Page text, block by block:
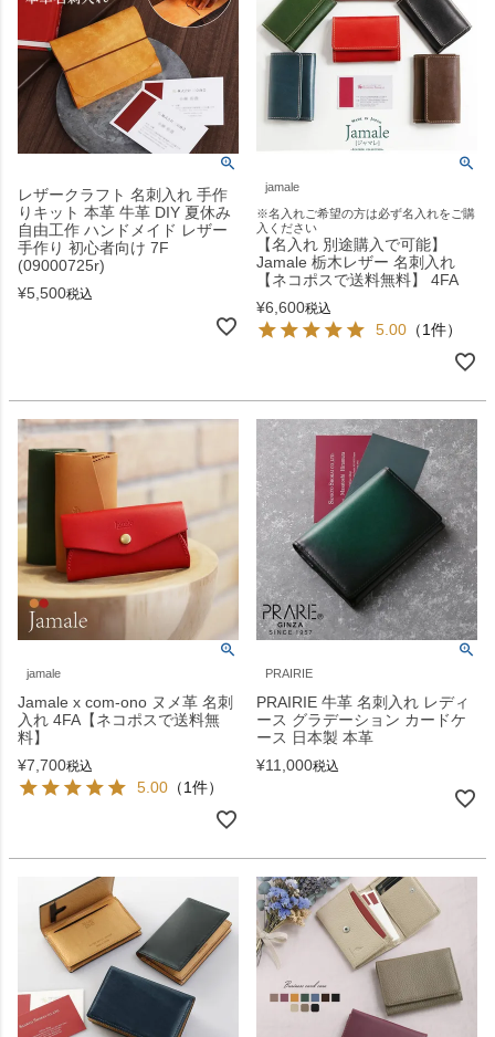
レザークラフト 名刺入れ 手作
りキット 本革 牛革 DIY 夏休み
自由工作 ハンドメイド レザー
手作り 初心者向け 7F
(09000725r)
¥5,500税込
jamale
※名入れご希望の方は必ず名入れをご購
入ください
【名入れ 別途購入で可能】
Jamale 栃木レザー 名刺入れ
【ネコポスで送料無料】 4FA
¥6,600税込
5.00 （1件）
jamale
Jamale x com-ono ヌメ革 名刺
入れ 4FA【ネコポスで送料無
料】
¥7,700税込
5.00 （1件）
PRAIRIE
PRAIRIE 牛革 名刺入れ レディ
ース グラデーション カードケ
ース 日本製 本革
¥11,000税込